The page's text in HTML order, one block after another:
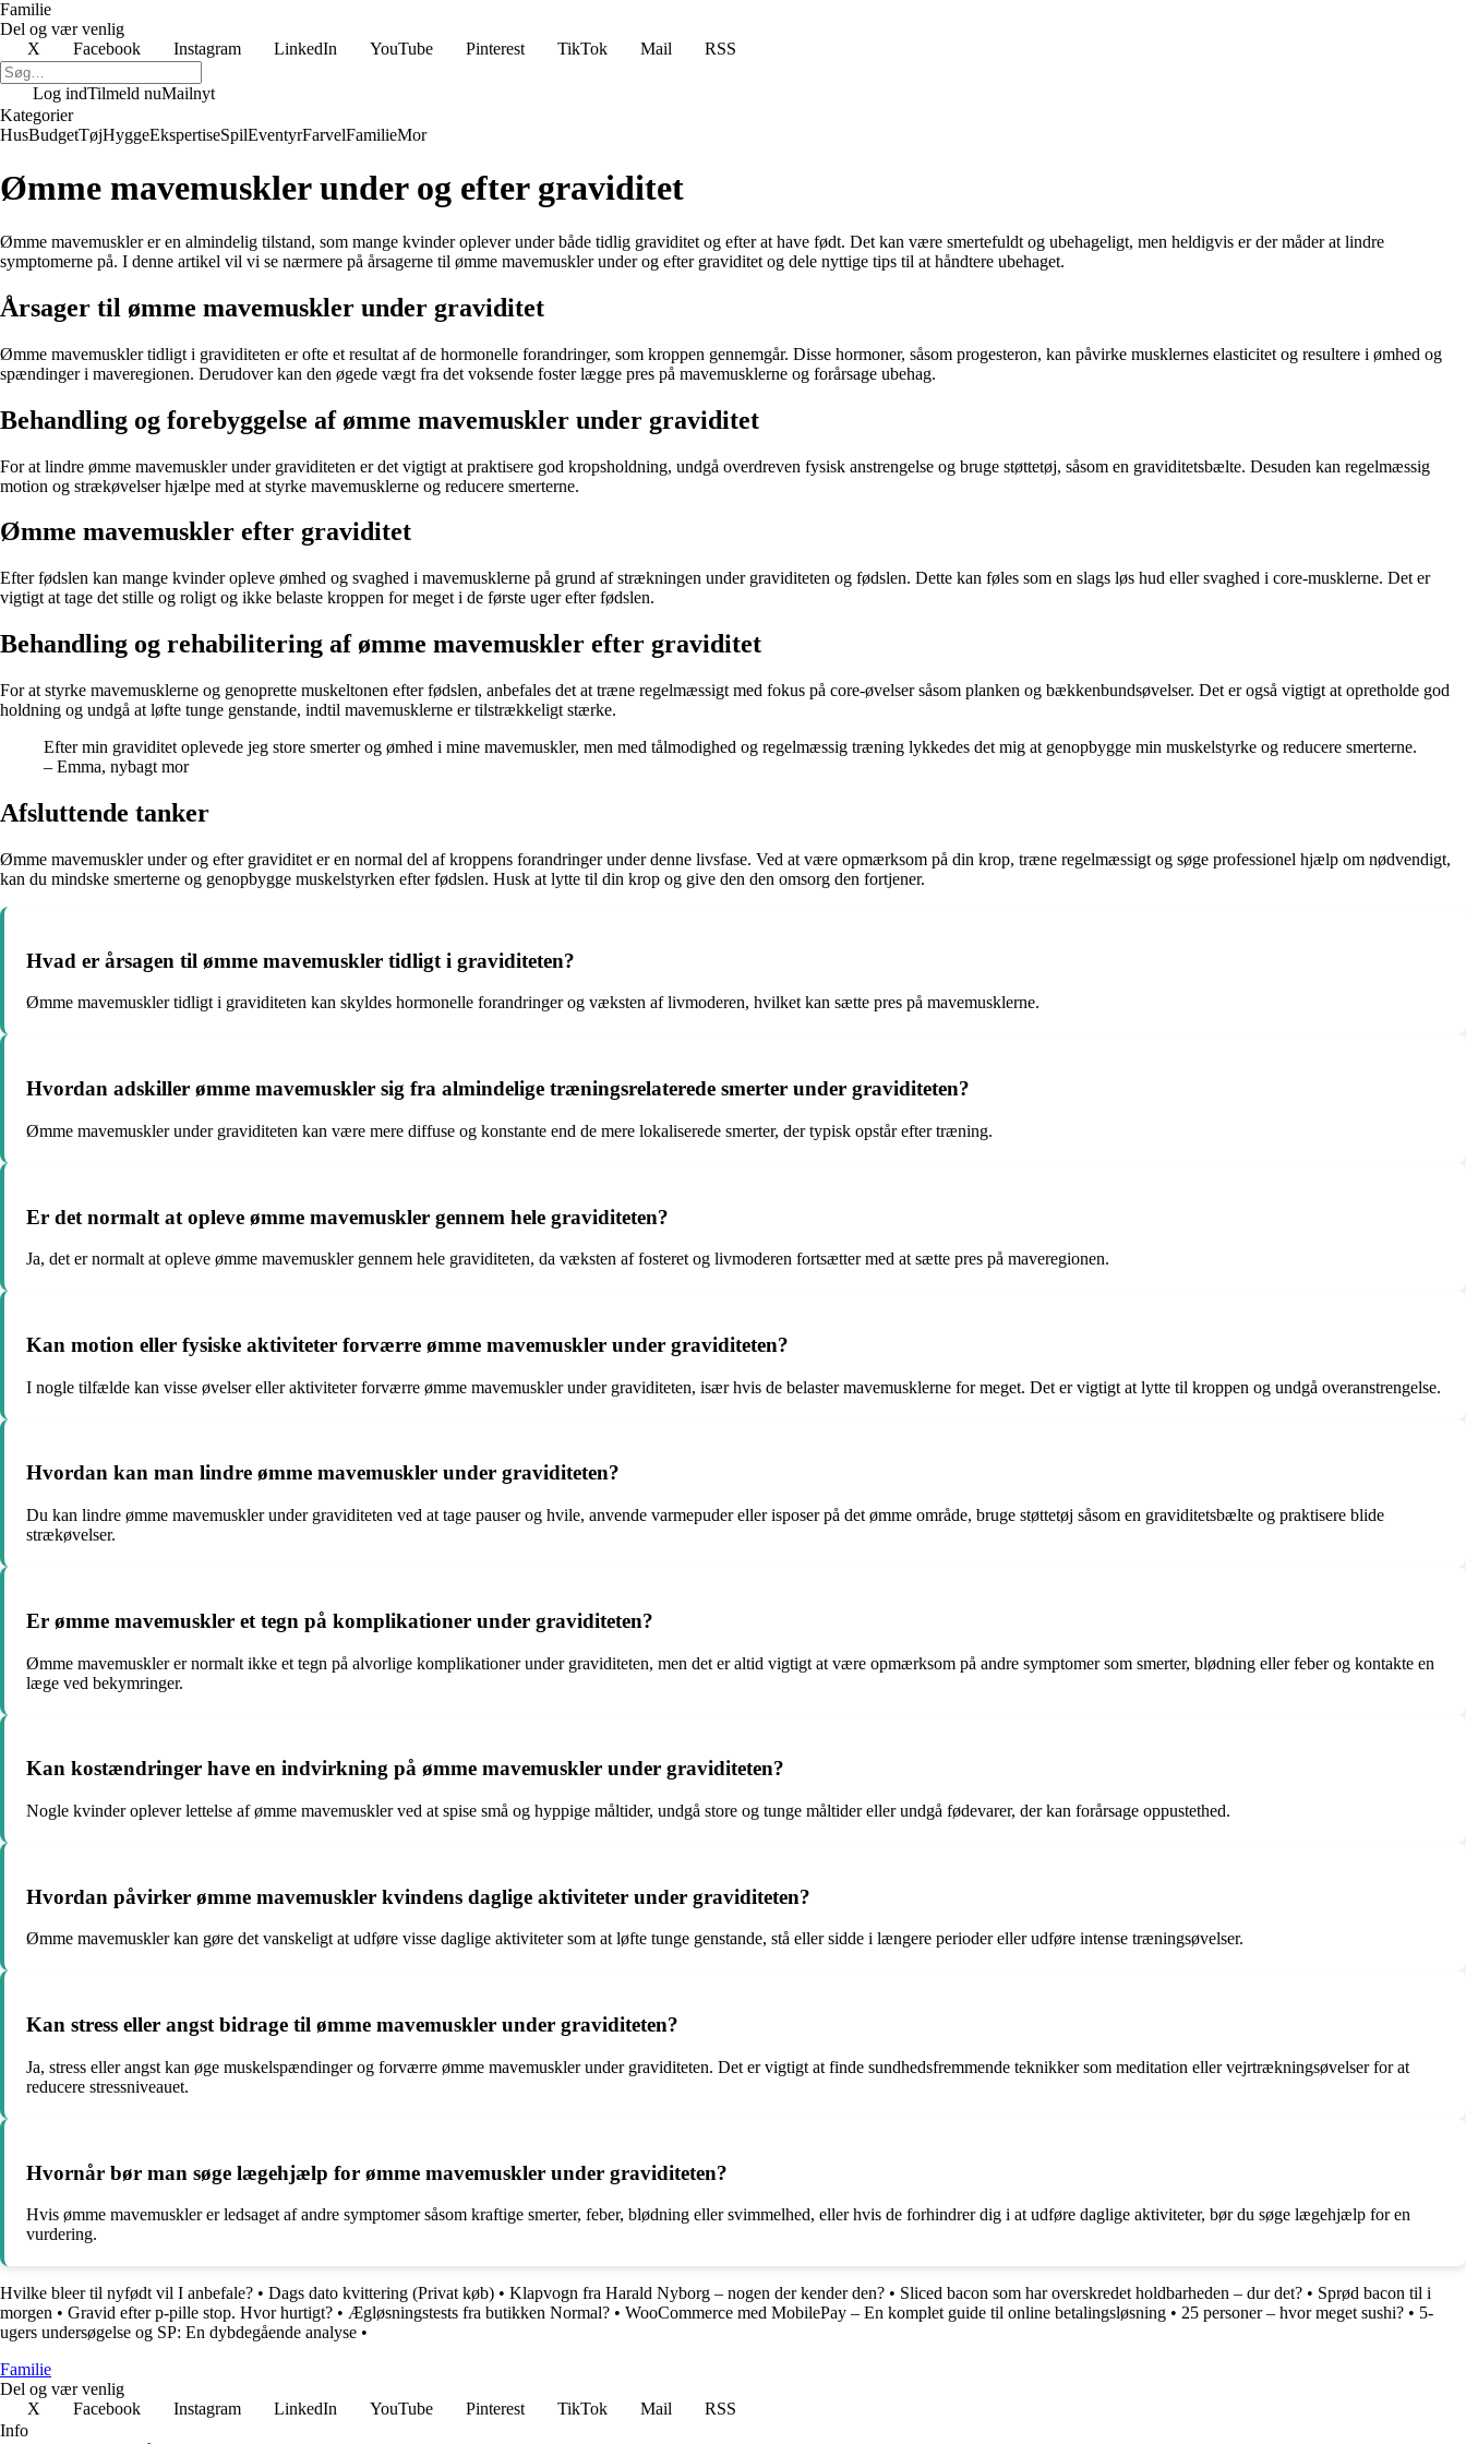
Familie
Del og vær venlig
X
Facebook Instagram LinkedIn YouTube Pinterest TikTok Mail RSS
Log indTilmeld nuMailnyt
Kategorier
HusBudgetTøjHyggeEkspertiseSpilEventyrFarvelFamilieMor
Ømme mavemuskler under og efter graviditet
Ømme mavemuskler er en almindelig tilstand, som mange kvinder oplever under både tidlig graviditet og efter at have født. Det kan være smertefuldt og ubehageligt, men heldigvis er der måder at lindre
symptomerne på. I denne artikel vil vi se nærmere på årsagerne til ømme mavemuskler under og efter graviditet og dele nyttige tips til at håndtere ubehaget.
Årsager til ømme mavemuskler under graviditet
Ømme mavemuskler tidligt i graviditeten er ofte et resultat af de hormonelle forandringer, som kroppen gennemgår. Disse hormoner, såsom progesteron, kan påvirke musklernes elasticitet og resultere i ømhed og
spændinger i maveregionen. Derudover kan den øgede vægt fra det voksende foster lægge pres på mavemusklerne og forårsage ubehag.
Behandling og forebyggelse af ømme mavemuskler under graviditet
For at lindre ømme mavemuskler under graviditeten er det vigtigt at praktisere god kropsholdning, undgå overdreven fysisk anstrengelse og bruge støttetøj, såsom en graviditetsbælte. Desuden kan regelmæssig
motion og strækøvelser hjælpe med at styrke mavemusklerne og reducere smerterne.
Ømme mavemuskler efter graviditet
Efter fødslen kan mange kvinder opleve ømhed og svaghed i mavemusklerne på grund af strækningen under graviditeten og fødslen. Dette kan føles som en slags løs hud eller svaghed i core-musklerne. Det er
vigtigt at tage det stille og roligt og ikke belaste kroppen for meget i de første uger efter fødslen.
Behandling og rehabilitering af ømme mavemuskler efter graviditet
For at styrke mavemusklerne og genoprette muskeltonen efter fødslen, anbefales det at træne regelmæssigt med fokus på core-øvelser såsom planken og bækkenbundsøvelser. Det er også vigtigt at opretholde god
holdning og undgå at løfte tunge genstande, indtil mavemusklerne er tilstrækkeligt stærke.
Efter min graviditet oplevede jeg store smerter og ømhed i mine mavemuskler, men med tålmodighed og regelmæssig træning lykkedes det mig at genopbygge min muskelstyrke og reducere smerterne.
– Emma, nybagt mor
Afsluttende tanker
Ømme mavemuskler under og efter graviditet er en normal del af kroppens forandringer under denne livsfase. Ved at være opmærksom på din krop, træne regelmæssigt og søge professionel hjælp om nødvendigt,
kan du mindske smerterne og genopbygge muskelstyrken efter fødslen. Husk at lytte til din krop og give den den omsorg den fortjener.
Hvad er årsagen til ømme mavemuskler tidligt i graviditeten?
Ømme mavemuskler tidligt i graviditeten kan skyldes hormonelle forandringer og væksten af livmoderen, hvilket kan sætte pres på mavemusklerne.
Hvordan adskiller ømme mavemuskler sig fra almindelige træningsrelaterede smerter under graviditeten?
Ømme mavemuskler under graviditeten kan være mere diffuse og konstante end de mere lokaliserede smerter, der typisk opstår efter træning.
Er det normalt at opleve ømme mavemuskler gennem hele graviditeten?
Ja, det er normalt at opleve ømme mavemuskler gennem hele graviditeten, da væksten af fosteret og livmoderen fortsætter med at sætte pres på maveregionen.
Kan motion eller fysiske aktiviteter forværre ømme mavemuskler under graviditeten?
I nogle tilfælde kan visse øvelser eller aktiviteter forværre ømme mavemuskler under graviditeten, især hvis de belaster mavemusklerne for meget. Det er vigtigt at lytte til kroppen og undgå overanstrengelse.
Hvordan kan man lindre ømme mavemuskler under graviditeten?
Du kan lindre ømme mavemuskler under graviditeten ved at tage pauser og hvile, anvende varmepuder eller isposer på det ømme område, bruge støttetøj såsom en graviditetsbælte og praktisere blide
strækøvelser.
Er ømme mavemuskler et tegn på komplikationer under graviditeten?
Ømme mavemuskler er normalt ikke et tegn på alvorlige komplikationer under graviditeten, men det er altid vigtigt at være opmærksom på andre symptomer som smerter, blødning eller feber og kontakte en
læge ved bekymringer.
Kan kostændringer have en indvirkning på ømme mavemuskler under graviditeten?
Nogle kvinder oplever lettelse af ømme mavemuskler ved at spise små og hyppige måltider, undgå store og tunge måltider eller undgå fødevarer, der kan forårsage oppustethed.
Hvordan påvirker ømme mavemuskler kvindens daglige aktiviteter under graviditeten?
Ømme mavemuskler kan gøre det vanskeligt at udføre visse daglige aktiviteter som at løfte tunge genstande, stå eller sidde i længere perioder eller udføre intense træningsøvelser.
Kan stress eller angst bidrage til ømme mavemuskler under graviditeten?
Ja, stress eller angst kan øge muskelspændinger og forværre ømme mavemuskler under graviditeten. Det er vigtigt at finde sundhedsfremmende teknikker som meditation eller vejrtrækningsøvelser for at
reducere stressniveauet.
Hvornår bør man søge lægehjælp for ømme mavemuskler under graviditeten?
Hvis ømme mavemuskler er ledsaget af andre symptomer såsom kraftige smerter, feber, blødning eller svimmelhed, eller hvis de forhindrer dig i at udføre daglige aktiviteter, bør du søge lægehjælp for en
vurdering.
Hvilke bleer til nyfødt vil I anbefale? • Dags dato kvittering (Privat køb) • Klapvogn fra Harald Nyborg – nogen der kender den? • Sliced bacon som har overskredet holdbarheden – dur det? • Sprød bacon til i
morgen • Gravid efter p-pille stop. Hvor hurtigt? • Ægløsningstests fra butikken Normal? • WooCommerce med MobilePay – En komplet guide til online betalingsløsning • 25 personer – hvor meget sushi? • 5-
ugers undersøgelse og SP: En dybdegående analyse •
Familie
Del og vær venlig
X
Facebook Instagram LinkedIn YouTube Pinterest TikTok Mail
RSS
Info